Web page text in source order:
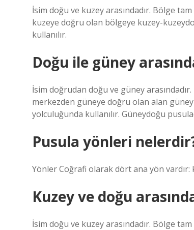
İsim doğu ve kuzey arasındadır. Bölge
kuzeye doğru olan bölgeye kuzey-
kullanılır.
Doğu ile güney
İsim doğrudan doğu ve güney
merkezden güneye doğru olan alan
yolculuğunda kullanılır. Güneydoğu
Pusula yönleri
Yönler Coğrafi olarak dört ana yön vardır:
Kuzey ve doğu
İsim doğu ve kuzey arasındadır. Bölge